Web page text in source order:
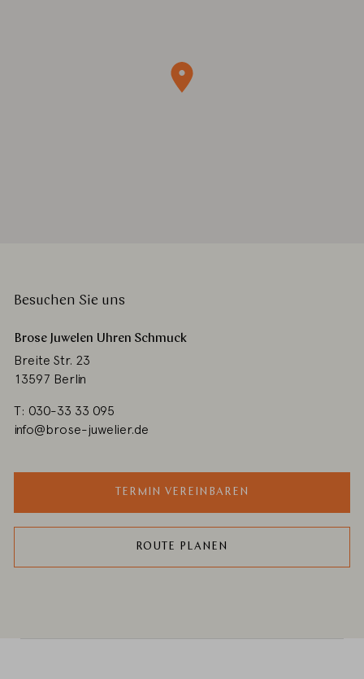
Besuchen Sie uns
Brose Juwelen Uhren Schmuck
Breite Str. 23
13597 Berlin
T: 030-33 33 095
info@brose-juwelier.de
TERMIN VEREINBAREN
ROUTE PLANEN